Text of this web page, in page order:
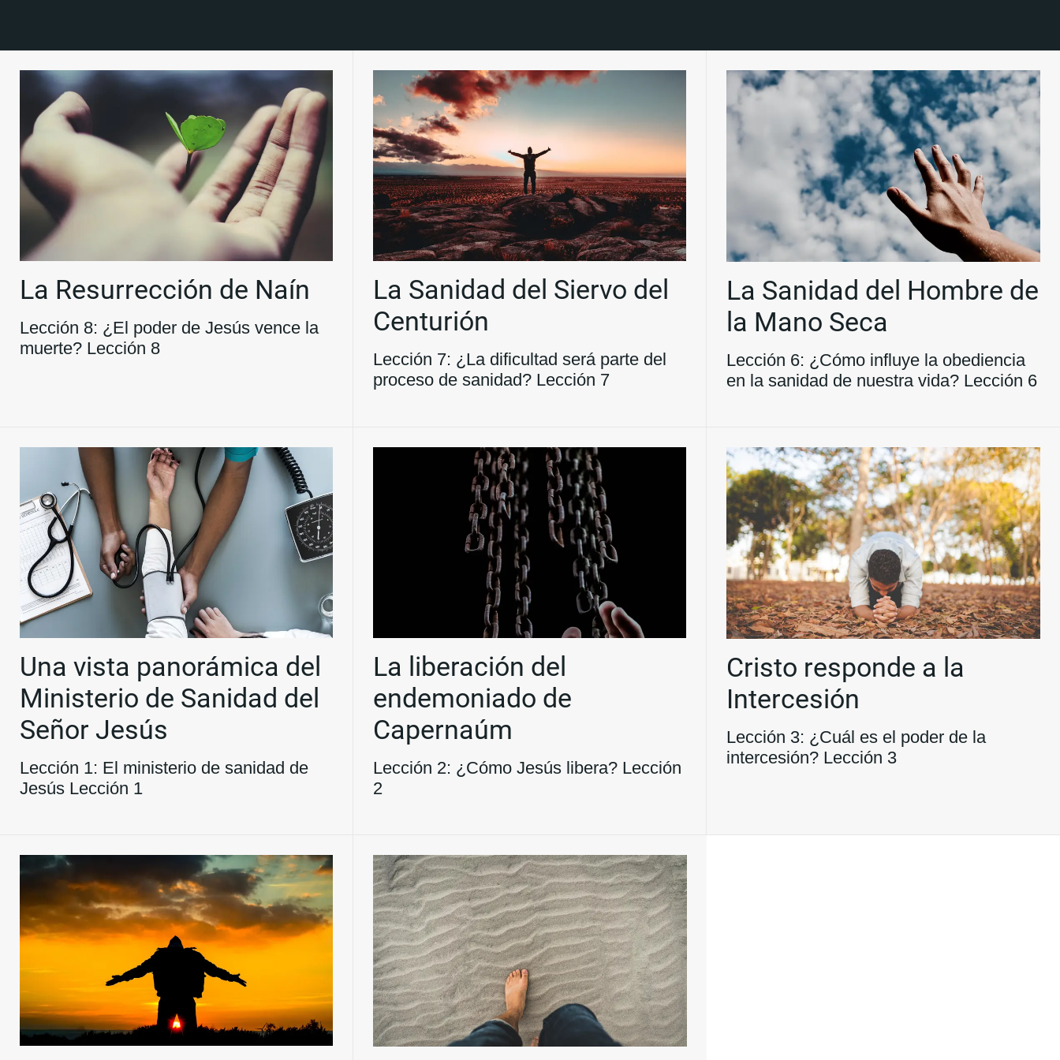
La Resurrección de Naín
Lección 8: ¿El poder de Jesús vence la
muerte? Lección 8
La Sanidad del Siervo del
Centurión
Lección 7: ¿La dificultad será parte del
proceso de sanidad? Lección 7
La Sanidad del Hombre de
la Mano Seca
Lección 6: ¿Cómo influye la obediencia
en la sanidad de nuestra vida? Lección 6
Una vista panorámica del
Ministerio de Sanidad del
Señor Jesús
Lección 1: El ministerio de sanidad de
Jesús Lección 1
La liberación del
endemoniado de
Capernaúm
Lección 2: ¿Cómo Jesús libera? Lección
2
Cristo responde a la
Intercesión
Lección 3: ¿Cuál es el poder de la
intercesión? Lección 3